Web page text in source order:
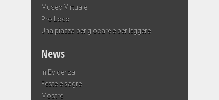
Museo Virtuale
Pro Loco
Una piazza per giocare e per leggere
News
In Evidenza
Feste e sagre
Mostre